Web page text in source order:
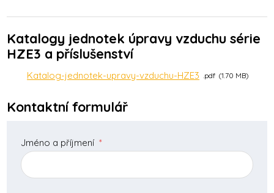
Katalogy jednotek úpravy vzduchu série
HZE3 a příslušenství
Katalog-jednotek-upravy-vzduchu-HZE3 pdf 1.70 MB
Kontaktní formulář
Jméno a příjmení *